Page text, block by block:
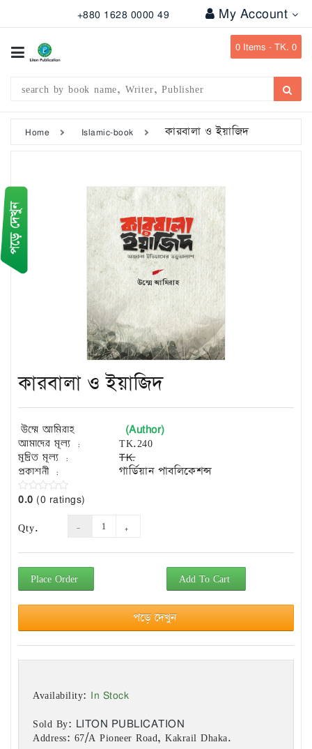
+880 1628 0000 49 My Account
0 Items -TK. 0
Categories
Publication
Stationary
Combo
Offers
Bangladesh
Gazette
Departmental
Exam
Books
Building
Construction
&
Civil
Engineering
Home Islamic-book কারবালা ও ইয়াজিদ
কারবালা ও ইয়াজিদ
উম্মে আমিরাহ (Author)
আমাদের মূল্য : TK.240
মুদ্রিত মূল্য :
TK.
প্রকাশনী :
গার্ডিয়ান পাবলিকেশন্স
0.0 (0 ratings)
Qty.
Place Order Add To Cart
পড়ে দেখুন
Availability: In Stock
Sold By: LITON PUBLICATION
Address: 67/A Pioneer Road, Kakrail Dhaka.